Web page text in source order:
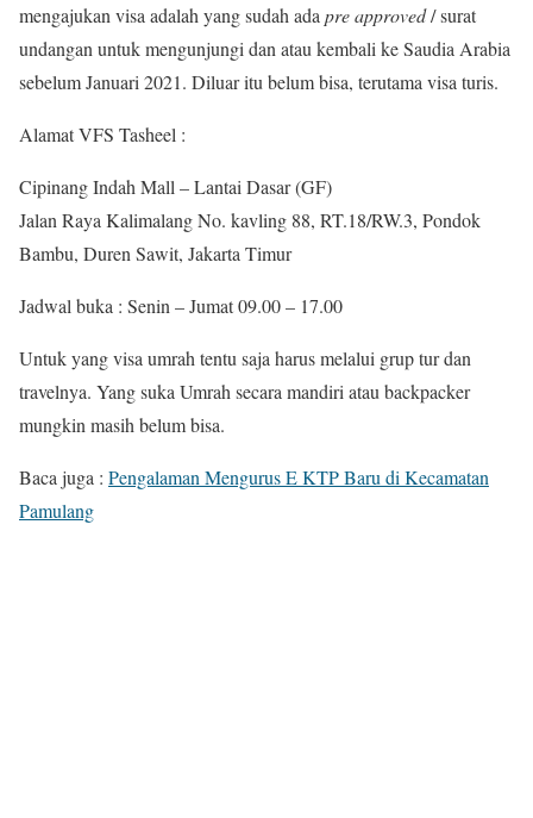
mengajukan visa adalah yang sudah ada pre approved/ surat
undangan untuk mengunjungi dan atau kembali ke Saudia Arabia
sebelum Januari 2021. Diluar itu belum bisa, terutama visa turis.
Alamat VFS Tasheel :
Cipinang Indah Mall – Lantai Dasar (GF)
Jalan Raya Kalimalang No. kavling 88, RT.18/RW.3, Pondok
Bambu, Duren Sawit, Jakarta Timur
Jadwal buka : Senin – Jumat 09.00 – 17.00
Untuk yang visa umrah tentu saja harus melalui grup tur dan
travelnya. Yang suka Umrah secara mandiri atau backpacker
mungkin masih belum bisa.
Baca juga : Pengalaman Mengurus E KTP Baru di Kecamatan
Pamulang